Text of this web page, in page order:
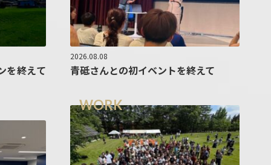
を終えて
2026.08.08
青砥さんとの初イベントを終えて
WORK